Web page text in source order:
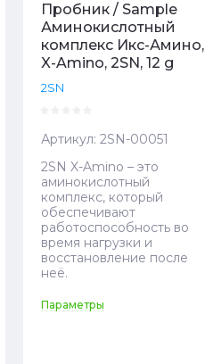
Пробник / Sample
Аминокислотный
комплекс Икс-Амино,
X-Amino, 2SN, 12 g
2SN
Артикул: 2SN-00051
2SN X-Amino – это
аминокислотный
комплекс, который
обеспечивают
работоспособность во
время нагрузки и
восстановление после
неё.
Параметры